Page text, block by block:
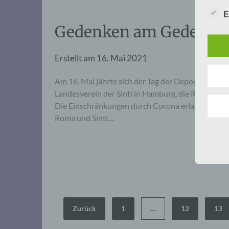
Gedenken am
Erstellt am 16. Mai 2021
Am 16. Mai jährte sich der Tag der Deportation
Landesverein der Sinti in Hamburg, die Rom und
Die Einschränkungen durch Corona erlaubten
Roma und Sinti…
Seitennummerierung
Zurück 1 … 12 13